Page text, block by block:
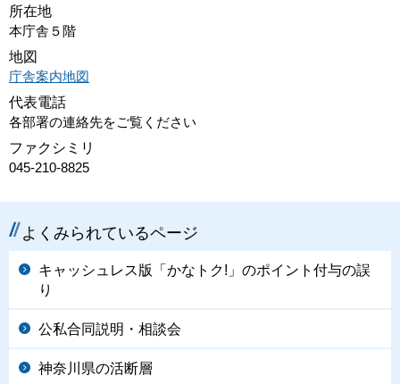
所在地
本庁舎５階
地図
庁舎案内地図
代表電話
各部署の連絡先をご覧ください
ファクシミリ
045-210-8825
よくみられているページ
キャッシュレス版「かなトク!」のポイント付与の誤
り
公私合同説明・相談会
神奈川県の活断層